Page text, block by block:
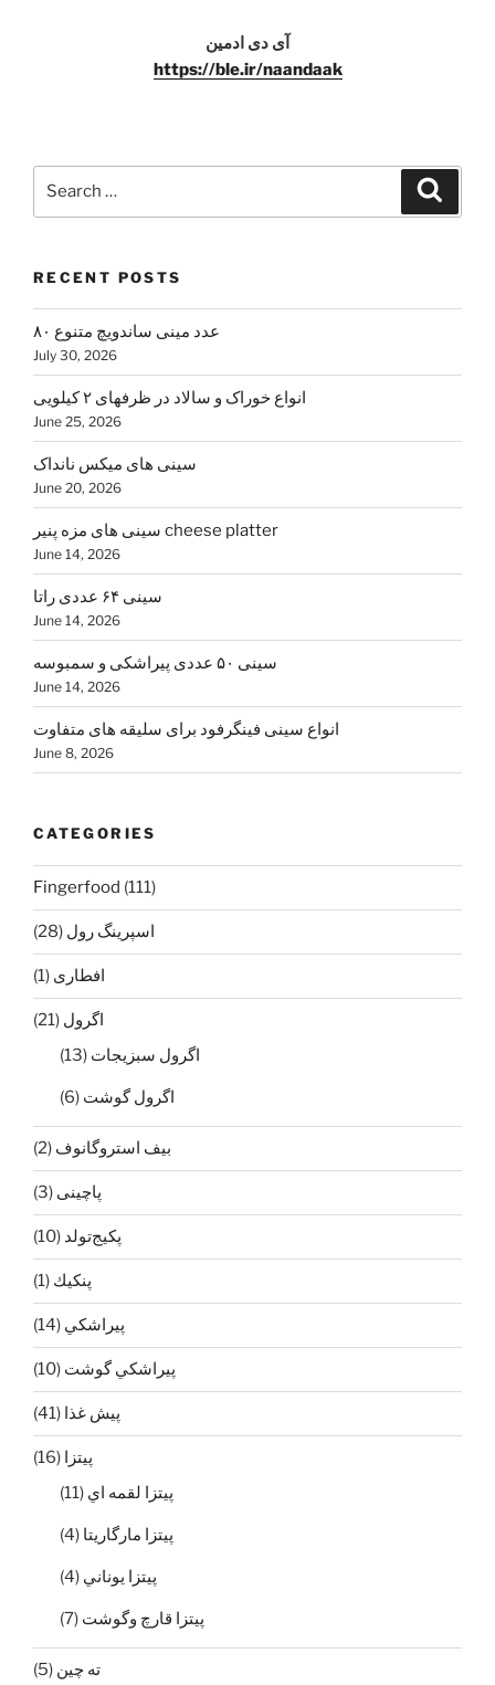
آی دی ادمین
https://ble.ir/naandaak
RECENT POSTS
۸۰ عدد مینی ساندویچ متنوع
July 30, 2026
انواع خوراک و سالاد در ظرفهای ۲ کیلویی
June 25, 2026
سینی های میکس نانداک
June 20, 2026
سینی های مزه پنیر cheese platter
June 14, 2026
سینی ۶۴ عددی راتا
June 14, 2026
سینی ۵۰ عددی پیراشکی و سمبوسه
June 14, 2026
انواع سینی فینگرفود برای سلیقه های متفاوت
June 8, 2026
CATEGORIES
Fingerfood (111)
اسپرينگ رول (28)
افطاری (1)
اگرول (21)
اگرول سبزيجات (13)
اگرول گوشت (6)
بيف استروگانوف (2)
پاچینی (3)
پکیج‌تولد (10)
پنكيك (1)
پيراشكي (14)
پيراشكي گوشت (10)
پيش غذا (41)
پیتزا (16)
پيتزا لقمه اي (11)
پيتزا مارگاريتا (4)
پيتزا يوناني (4)
‌پیتزا قارچ و‌گوشت (7)
ته چين (5)